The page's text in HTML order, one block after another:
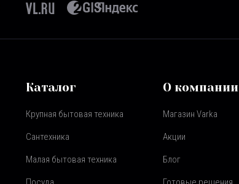
Каталог
Крупная бытовая техника
Сантехника
Малая бытовая техника
О компании
Магазин Varka
Акции
Блог